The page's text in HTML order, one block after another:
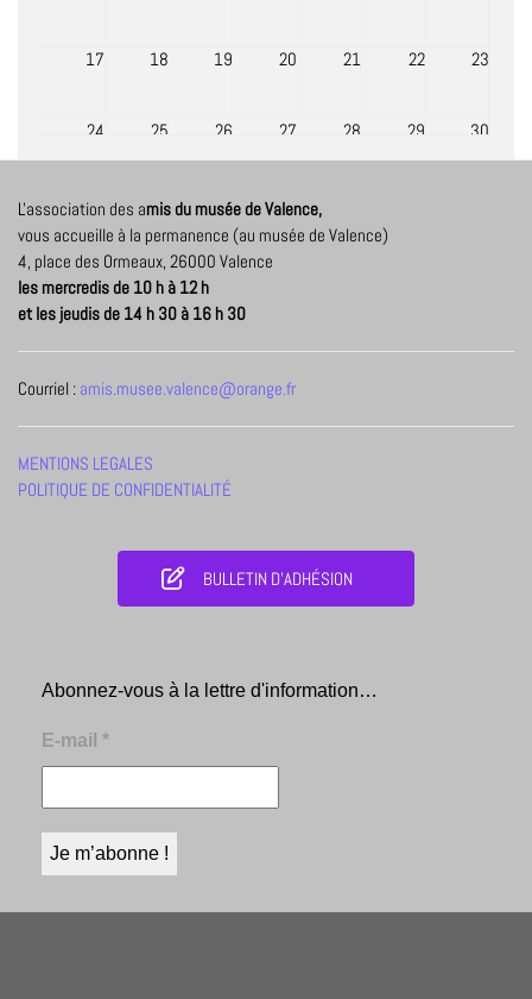
17 18 19 20 21 22 23
24 25 26 27 28 29 30
31 1 2 3
Biennale de Venise 2026
L'association des amis du musée de Valence,
vous accueille à la permanence (au musée de Valence)
4, place des Ormeaux, 26000 Valence
les mercredis de 10 h à 12 h
et les jeudis de 14 h 30 à 16 h 30
Courriel : amis.musee.valence@orange.fr
MENTIONS LEGALES
POLITIQUE DE CONFIDENTIALITÉ
BULLETIN D'ADHÉSION
Abonnez-vous à la lettre d'information…
E-mail *